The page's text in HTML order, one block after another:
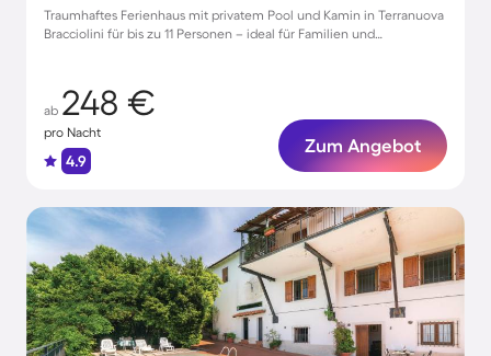
Traumhaftes Ferienhaus mit privatem Pool und Kamin in Terranuova
Bracciolini für bis zu 11 Personen – ideal für Familien und
ab 248 €
pro Nacht
4.9
Zum Angebot